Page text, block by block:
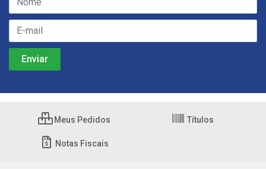
Meus Pedidos Títulos
Notas Fiscais